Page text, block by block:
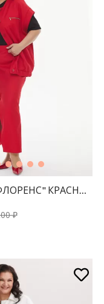
КРАСНЫЙ
₽